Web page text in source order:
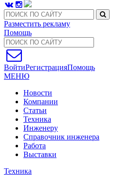
Разместить рекламу
Помощь
ВойтиРегистрацияПомощь
МЕНЮ
Новости
Компании
Статьи
Техника
Инженеру
Справочник инженера
Работа
Выставки
Техника